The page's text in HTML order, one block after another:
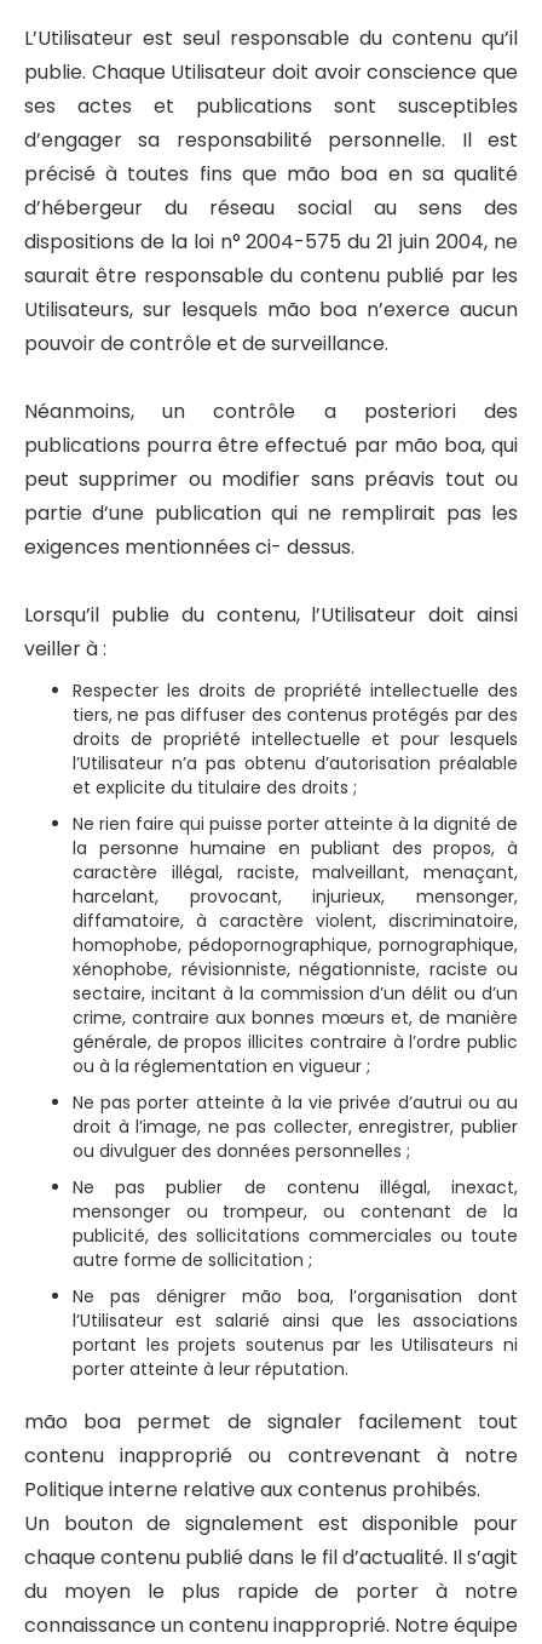
L’Utilisateur est seul responsable du contenu qu’il
publie. Chaque Utilisateur doit avoir conscience que
ses actes et publications sont susceptibles
d’engager sa responsabilité personnelle. Il est
précisé à toutes fins que mão boa en sa qualité
d’hébergeur du réseau social au sens des
dispositions de la loi n° 2004-575 du 21 juin 2004, ne
saurait être responsable du contenu publié par les
Utilisateurs, sur lesquels mão boa n’exerce aucun
pouvoir de contrôle et de surveillance.
Néanmoins, un contrôle a posteriori des
publications pourra être effectué par mão boa, qui
peut supprimer ou modifier sans préavis tout ou
partie d’une publication qui ne remplirait pas les
exigences mentionnées ci- dessus.
Lorsqu’il publie du contenu, l’Utilisateur doit ainsi
veiller à :
Respecter les droits de propriété intellectuelle des
tiers, ne pas diffuser des contenus protégés par des
droits de propriété intellectuelle et pour lesquels
l’Utilisateur n’a pas obtenu d’autorisation préalable
et explicite du titulaire des droits ;
Ne rien faire qui puisse porter atteinte à la dignité de
la personne humaine en publiant des propos, à
caractère illégal, raciste, malveillant, menaçant,
harcelant, provocant, injurieux, mensonger,
diffamatoire, à caractère violent, discriminatoire,
homophobe, pédopornographique, pornographique,
xénophobe, révisionniste, négationniste, raciste ou
sectaire, incitant à la commission d’un délit ou d’un
crime, contraire aux bonnes mœurs et, de manière
générale, de propos illicites contraire à l’ordre public
ou à la réglementation en vigueur ;
Ne pas porter atteinte à la vie privée d’autrui ou au
droit à l’image, ne pas collecter, enregistrer, publier
ou divulguer des données personnelles ;
Ne pas publier de contenu illégal, inexact,
mensonger ou trompeur, ou contenant de la
publicité, des sollicitations commerciales ou toute
autre forme de sollicitation ;
Ne pas dénigrer mão boa, l’organisation dont
l’Utilisateur est salarié ainsi que les associations
portant les projets soutenus par les Utilisateurs ni
porter atteinte à leur réputation.​
mão boa permet de signaler facilement tout
contenu inapproprié ou contrevenant à notre
Politique interne relative aux contenus prohibés.
Un bouton de signalement est disponible pour
chaque contenu publié dans le fil d’actualité. Il s’agit
du moyen le plus rapide de porter à notre
connaissance un contenu inapproprié. Notre équipe